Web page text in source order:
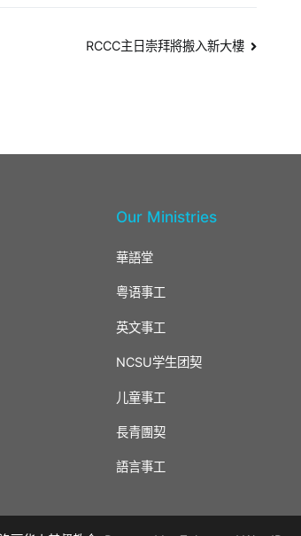
RCCC主日崇拜將搬入新大樓
Our Ministries
華語堂
粤语事工
英文事工
NCSU学生团契
儿童事工
長青團契
語言事工